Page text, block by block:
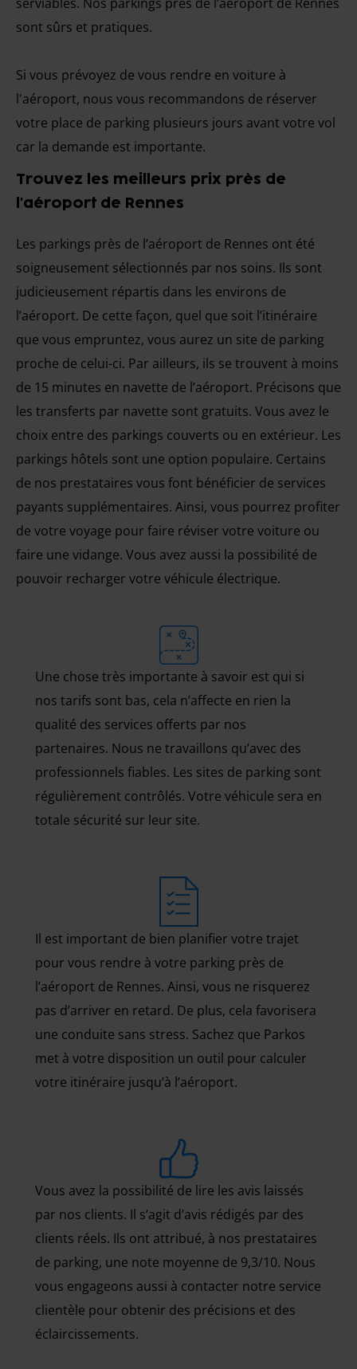
sont sûrs et pratiques.
Si vous prévoyez de vous rendre en voiture à
l'aéroport, nous vous recommandons de réserver
votre place de parking plusieurs jours avant votre vol
car la demande est importante.
Trouvez les meilleurs prix près de
l'aéroport de Rennes
Les parkings près de l’aéroport de Rennes ont été
soigneusement sélectionnés par nos soins. Ils sont
judicieusement répartis dans les environs de
l’aéroport. De cette façon, quel que soit l’itinéraire
que vous empruntez, vous aurez un site de parking
proche de celui-ci. Par ailleurs, ils se trouvent à moins
de 15 minutes en navette de l’aéroport. Précisons que
les transferts par navette sont gratuits. Vous avez le
choix entre des parkings couverts ou en extérieur. Les
parkings hôtels sont une option populaire. Certains
de nos prestataires vous font bénéficier de services
payants supplémentaires. Ainsi, vous pourrez profiter
de votre voyage pour faire réviser votre voiture ou
faire une vidange. Vous avez aussi la possibilité de
pouvoir recharger votre véhicule électrique.
Une chose très importante à savoir est qui si
nos tarifs sont bas, cela n’affecte en rien la
qualité des services offerts par nos
partenaires. Nous ne travaillons qu’avec des
professionnels fiables. Les sites de parking sont
régulièrement contrôlés. Votre véhicule sera en
totale sécurité sur leur site.
Il est important de bien planifier votre trajet
pour vous rendre à votre parking près de
l’aéroport de Rennes. Ainsi, vous ne risquerez
pas d’arriver en retard. De plus, cela favorisera
une conduite sans stress. Sachez que Parkos
met à votre disposition un outil pour calculer
votre itinéraire jusqu’à l’aéroport.
Vous avez la possibilité de lire les avis laissés
par nos clients. Il s’agit d’avis rédigés par des
clients réels. Ils ont attribué, à nos prestataires
de parking, une note moyenne de 9,3/10. Nous
vous engageons aussi à contacter notre service
clientèle pour obtenir des précisions et des
éclaircissements.